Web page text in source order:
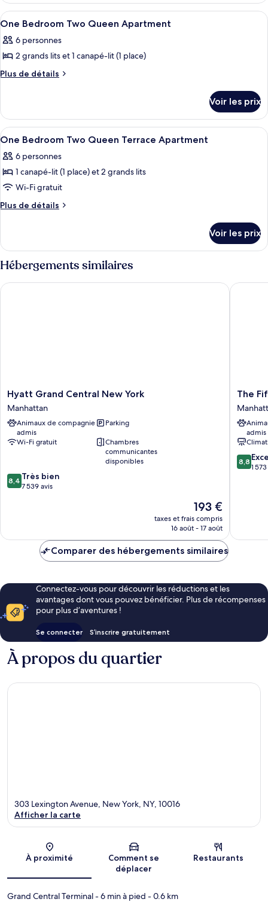
chambre :
Two
Queen
Studio
type
de
Two
Queen
Apartment
Afficher
toutes
les
photos
pour
de
chambre :
One
Bedroom
Two
Queen
Apartment
Une chambre d’hôtel avec un lit,
4
One Bedroom Two Queen Apartment
6 personnes
2 grands lits et 1 canapé-lit (1 place)
Plus de détails
Plus
le
type
de
One
Bedroom
Queen
Apartment
Voir les prix
Afficher
toutes
les
photos
pour
ce
chambre :
One
Bedroom
Two
Une chambre d’hôtel avec deux lits,
7
One Bedroom Two Queen Terrace Apartment
6 personnes
1 canapé-lit (1 place) et 2 grands lits
Wi-Fi gratuit
Plus de détails
Plus
le
type
de
One
Voir les prix
Hébergements similaires
Hyatt
Grand
Central
New
York
Manhattan
Hyatt Grand Central New York
Manhattan
Animaux de compagnie
admis
Parking
Wi-Fi gratuit
Chambres
communicantes
disponibles
8.4
sur
8,4 Très bien
7 539 avis
Le
nouveau
prix
de
193 €
taxes et frais compris
16 août - 17 août
Hyatt Grand Central New York
The
Fifty
Sonesta
Hotel
New
York
The
admis
8.8
sur
8,8
1
The
Comparer des hébergements similaires
Connectez-vous pour découvrir les réductions et les
avantages dont vous pouvez bénéficier. Plus de récompenses
pour plus d’aventures !
Se connecter S’inscrire gratuitement
À propos du quartier
Carte
303 Lexington Avenue, New York, NY, 10016
Afficher la carte
À proximité
Comment se
déplacer
Restaurants
Grand Central Terminal- 6 min à pied - 0.6 km